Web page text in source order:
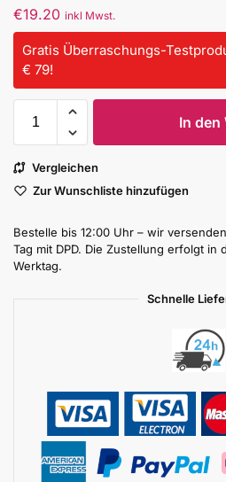
€19.20 inkl Mwst.
Gratis Überraschungs-
€ 79!
In den
Vergleichen
Zur Wunschliste hinzufügen
Bestelle bis 12:00 Uhr – wir
Tag mit DPD. Die Zustellung erfolgt in
Werktag.
Schnelle